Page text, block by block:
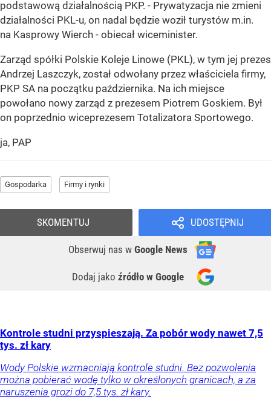
podstawową działalnością PKP. - Prywatyzacja nie zmieni
działalności PKL-u, on nadal będzie woził turystów m.in.
na Kasprowy Wierch - obiecał wiceminister.
Zarząd spółki Polskie Koleje Linowe (PKL), w tym jej prezes
Andrzej Laszczyk, został odwołany przez właściciela firmy,
PKP SA na początku października. Na ich miejsce
powołano nowy zarząd z prezesem Piotrem Goskiem. Był
on poprzednio wiceprezesem Totalizatora Sportowego.
ja, PAP
Gospodarka Firmy i rynki
UDOSTĘPNIJ
Obserwuj nas w Google News
Dodaj jako źródło w Google
SKOMENTUJ
Kontrole studni przyspieszają. Za pobór wody nawet 7,5
tys. zł kary
Wody Polskie wzmacniają kontrole studni. Bez pozwolenia
można pobierać wodę tylko w określonych granicach, a za
naruszenia grozi do 7,5 tys. zł kary.